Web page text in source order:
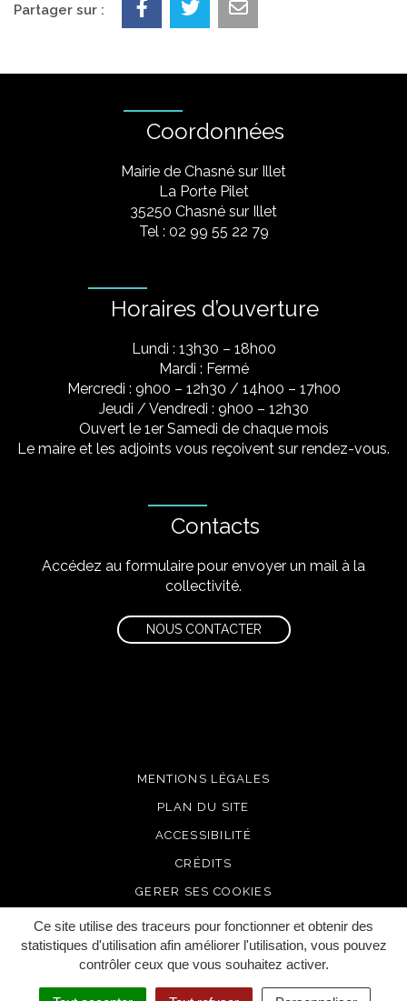
Ce site utilise des traceurs pour fonctionner et obtenir des
statistiques d'utilisation afin améliorer l'utilisation, vous pouvez
contrôler ceux que vous souhaitez activer.
Partager sur :
Coordonnées
Mairie de Chasné sur Illet
La Porte Pilet
35250 Chasné sur Illet
Tel : 02 99 55 22 79
Horaires d’ouverture
Lundi : 13h30 – 18h00
Mardi : Fermé
Mercredi : 9h00 – 12h30 / 14h00 – 17h00
Jeudi / Vendredi : 9h00 – 12h30
Ouvert le 1er Samedi de chaque mois
Le maire et les adjoints vous reçoivent sur rendez-vous.
Contacts
Accédez au formulaire pour envoyer un mail à la
collectivité.
NOUS CONTACTER
MENTIONS LÉGALES
PLAN DU SITE
ACCESSIBILITÉ
CRÉDITS
GERER SES COOKIES